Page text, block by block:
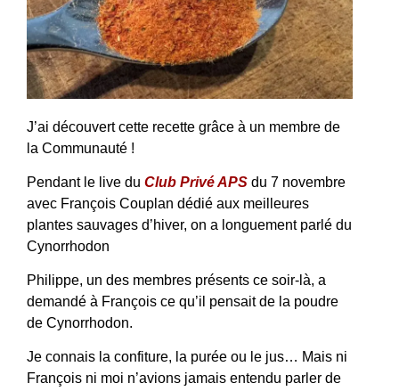
J’ai découvert cette recette grâce à un membre de
la Communauté !
Pendant le live du Club Privé APS du 7 novembre
avec François Couplan dédié aux meilleures
plantes sauvages d’hiver, on a longuement parlé du
Cynorrhodon
Philippe, un des membres présents ce soir-là, a
demandé à François ce qu’il pensait de la poudre
de Cynorrhodon.
Je connais la confiture, la purée ou le jus… Mais ni
François ni moi n’avions jamais entendu parler de